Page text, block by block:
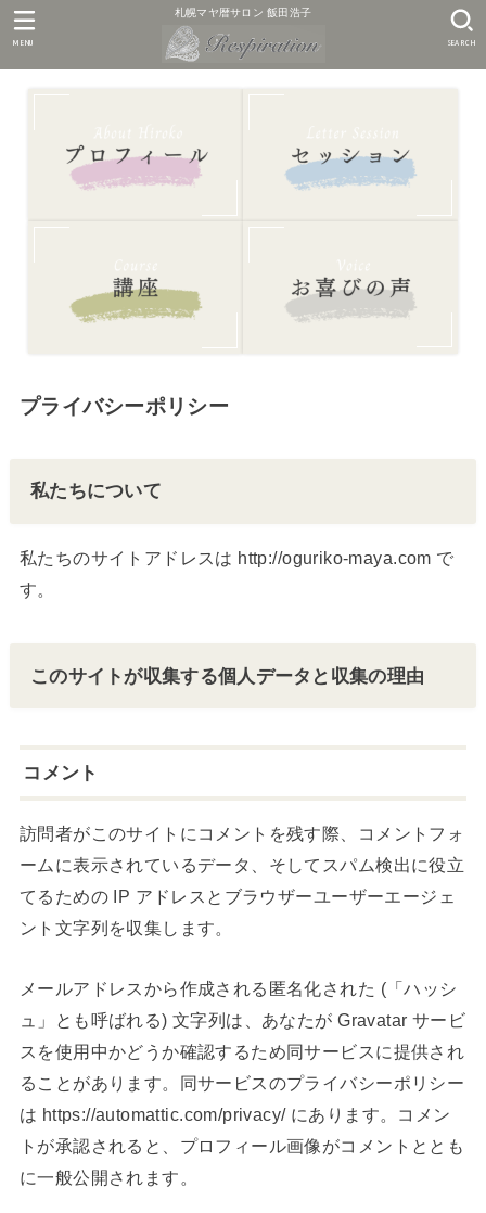
札幌マヤ暦サロン 飯田浩子
SEARCH
MENU
プライバシーポリシー
私たちについて
私たちのサイトアドレスは http://oguriko-maya.com で
す。
このサイトが収集する個人データと収集の理由
コメント
訪問者がこのサイトにコメントを残す際、コメントフォ
ームに表示されているデータ、そしてスパム検出に役立
てるための IP アドレスとブラウザーユーザーエージェ
ント文字列を収集します。
メールアドレスから作成される匿名化された (「ハッシ
ュ」とも呼ばれる) 文字列は、あなたが Gravatar サービ
スを使用中かどうか確認するため同サービスに提供され
ることがあります。同サービスのプライバシーポリシー
は https://automattic.com/privacy/ にあります。コメン
トが承認されると、プロフィール画像がコメントととも
に一般公開されます。